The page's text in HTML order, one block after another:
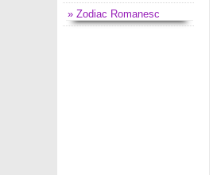
» Zodiac Romanesc